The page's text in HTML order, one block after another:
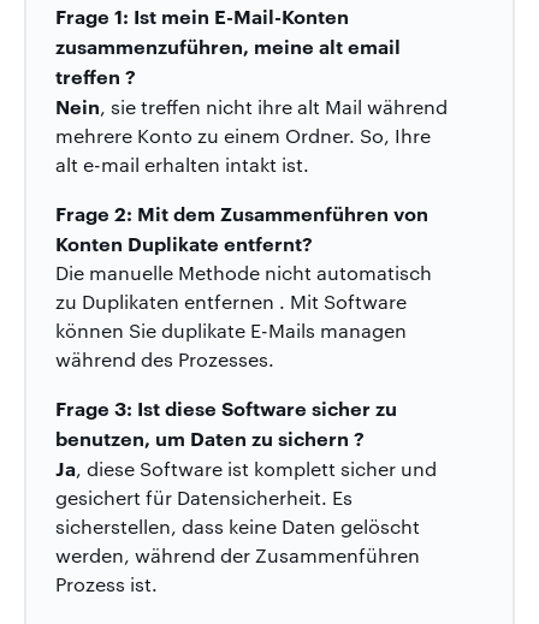
Frage 1: Ist mein E-Mail-Konten
zusammenzuführen, meine alt email
treffen ?
Nein, sie treffen nicht ihre alt Mail während
mehrere Konto zu einem Ordner. So, Ihre
alt e-mail erhalten intakt ist.
Frage 2: Mit dem Zusammenführen von
Konten Duplikate entfernt?
Die manuelle Methode nicht automatisch
zu Duplikaten entfernen . Mit Software
können Sie duplikate E-Mails managen
während des Prozesses.
Frage 3: Ist diese Software sicher zu
benutzen, um Daten zu sichern ?
Ja, diese Software ist komplett sicher und
gesichert für Datensicherheit. Es
sicherstellen, dass keine Daten gelöscht
werden, während der Zusammenführen
Prozess ist.